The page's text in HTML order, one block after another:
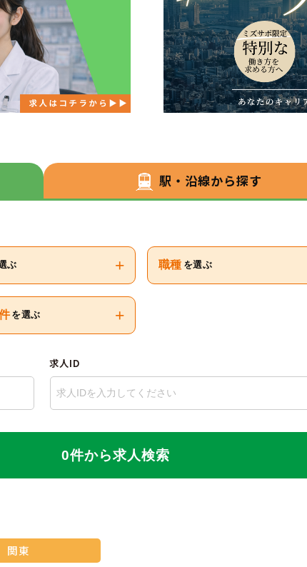
駅・沿線から探す
ぶ + 職種 を選ぶ
を選ぶ +
求人ID
0件から求人検索
関東